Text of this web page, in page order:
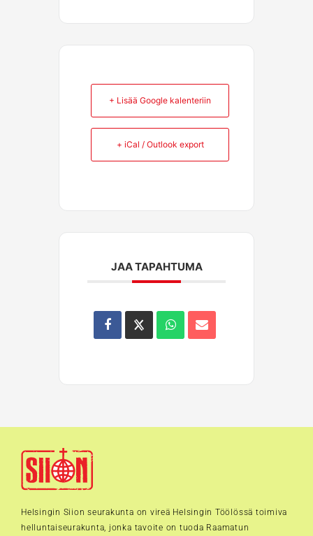
+ Lisää Google kalenteriin
+ iCal / Outlook export
JAA TAPAHTUMA
Helsingin Siion seurakunta on vireä Helsingin Töölössä toimiva
helluntaiseurakunta, jonka tavoite on tuoda Raamatun